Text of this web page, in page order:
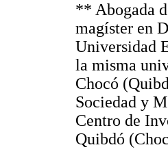
** Abogada
magíster en
Universidad
la misma
Chocó
Sociedad y
Centro de
Quibdó